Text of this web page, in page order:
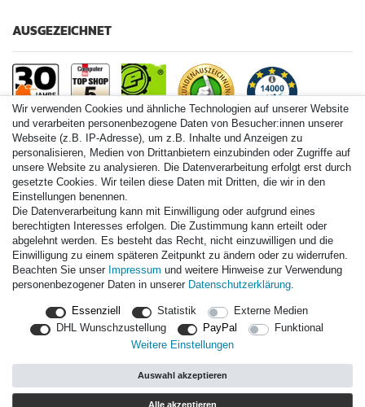
AUSGEZEICHNET
Paintball.de World
Paintball Shop International
Spares Shop North America
* Alle Preise inkl. ges. MwSt. zzgl. Versandkosten
Zahlungsarten
Versand
Durchschnittliche Bewertung von paintball.debei Trustami:
14.000
Bewertungen
Bewertungsgrundlage des Anbieters: 3 Verkaufs- und 3
Bewertungsplattformen
22 Jahre Erfahrung
Wir verwenden Cookies und ähnliche Technologien auf unserer Website
und verarbeiten personenbezogene Daten von Besucher:innen unserer
Webseite (z.B. IP-Adresse), um z.B. Inhalte und Anzeigen zu
personalisieren, Medien von Drittanbietern einzubinden oder Zugriffe auf
unsere Website zu analysieren. Die Datenverarbeitung erfolgt erst durch
gesetzte Cookies. Wir teilen diese Daten mit Dritten, die wir in den
Einstellungen benennen.
Die Datenverarbeitung kann mit Einwilligung oder aufgrund eines
berechtigten Interesses erfolgen. Die Zustimmung kann erteilt oder
abgelehnt werden. Es besteht das Recht, nicht einzuwilligen und die
Einwilligung zu einem späteren Zeitpunkt zu ändern oder zu widerrufen.
Beachten Sie unser Impressum und weitere Hinweise zur Verwendung
personenbezogener Daten in unserer Daten­schutz­erklärung.
Essenziell Statistik
Externe Medien
DHL Wunschzustellung
PayPal
Funktional
Weitere Einstellungen
Alle akzeptieren
Auswahl akzeptieren